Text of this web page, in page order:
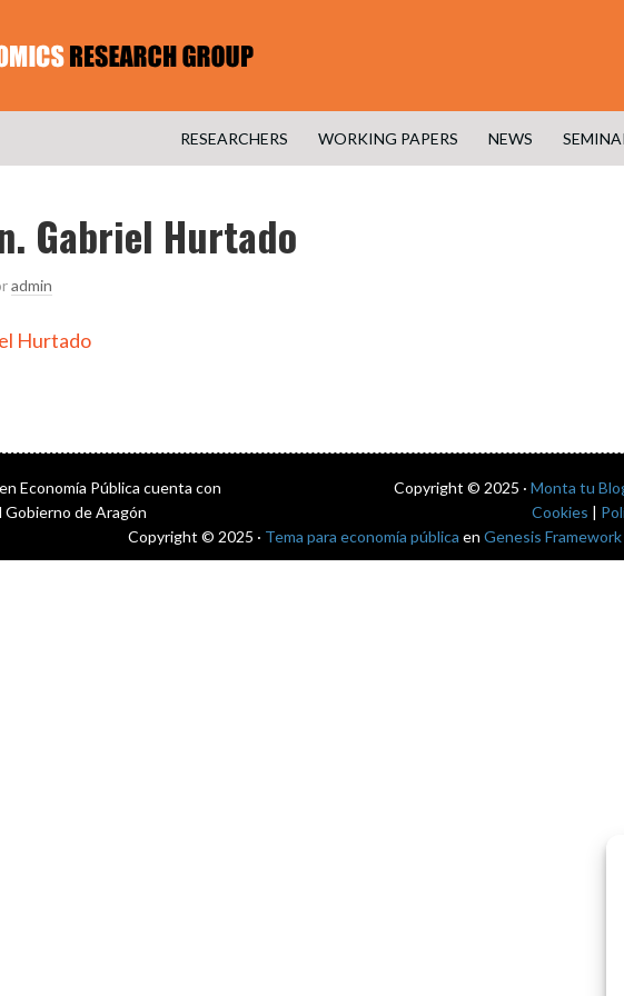
RESEARCHERS WORKING PAPERS NEWS
Gabriel Hurtado
admin
Hurtado
Economía Pública cuenta con
Gobierno de Aragón
Copyright © 2025 · Monta tu
Cookies |
Copyright © 2025 · Tema para economía pública en Genesis Framework